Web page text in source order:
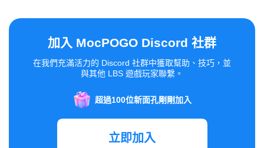
加入 MocPOGO Discord 社群
在我們充滿活力的 Discord 社群中獲取幫助、技巧，並
與其他 LBS 遊戲玩家聯繫。
超過100位新面孔剛剛加入
立即加入